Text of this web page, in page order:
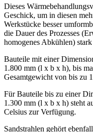
Dieses
Geschick, um in diesen
Werkstücke besser
die Dauer des Prozesses
homogenes Abkühlen)
Bauteile mit einer
1.800 mm (l x b x h), bis
Gesamtgewicht von bis zu
Für Bauteile bis zu einer
1.300 mm (l x b x h) steht
Celsius zur Verfügung.
Sandstrahlen gehört